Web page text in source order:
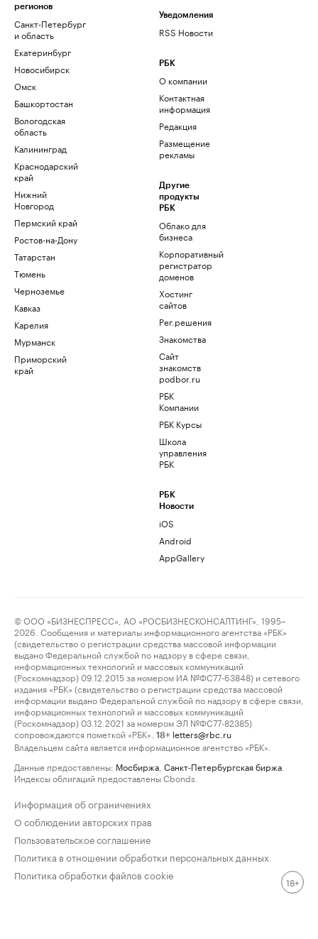
регионов
Санкт-Петербург
и область
Екатеринбург
Новосибирск
Омск
Башкортостан
Вологодская
область
Калининград
Краснодарский
край
Нижний
Новгород
Пермский край
Ростов-на-Дону
Татарстан
Тюмень
Черноземье
Кавказ
Карелия
Мурманск
Приморский
край
Уведомления
RSS Новости
РБК
О компании
Контактная
информация
Редакция
Размещение
рекламы
Другие
продукты
РБК
Облако для
бизнеса
Корпоративный
регистратор
доменов
Хостинг
сайтов
Рег.решения
Знакомства
Сайт
знакомств
podbor.ru
РБК
Компании
РБК Курсы
Школа
управления
РБК
РБК
Новости
iOS
Android
AppGallery
© ООО «БИЗНЕСПРЕСС», АО «РОСБИЗНЕСКОНСАЛТИНГ», 1995–
2026. Сообщения и материалы информационного агентства «РБК»
(свидетельство о регистрации средства массовой информации
выдано Федеральной службой по надзору в сфере связи,
информационных технологий и массовых коммуникаций
(Роскомнадзор) 09.12.2015 за номером ИА №ФС77-63848) и сетевого
издания «РБК» (свидетельство о регистрации средства массовой
информации выдано Федеральной службой по надзору в сфере связи,
информационных технологий и массовых коммуникаций
(Роскомнадзор) 03.12.2021 за номером ЭЛ №ФС77-82385)
сопровождаются пометкой «РБК».
18+ letters@rbc.ru
Владельцем сайта является информационное агентство «РБК».
Данные предоставлены: Мосбиржа Санкт-Петербургская биржа
Индексы облигаций предоставлены Cbonds.
Информация об ограничениях
О соблюдении авторских прав
Пользовательское соглашение
Политика в отношении обработки персональных данных
Политика обработки файлов cookie
18+